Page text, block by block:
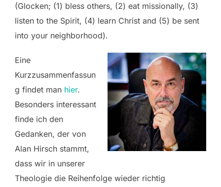
(Glocken; (1) bless others, (2) eat missionally, (3)
listen to the Spirit, (4) learn Christ and (5) be sent
into your neighborhood).
Eine
Kurzzusammenfassun
g findet man hier.
Besonders interessant
finde ich den
Gedanken, der von
Alan Hirsch stammt,
dass wir in unserer
Theologie die Reihenfolge wieder richtig